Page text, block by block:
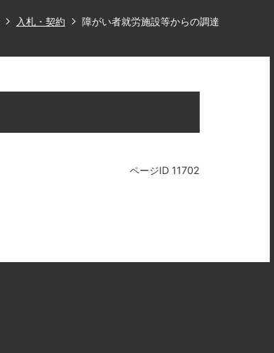
入札・契約 障がい者就労施設等からの調達
ページID 11702